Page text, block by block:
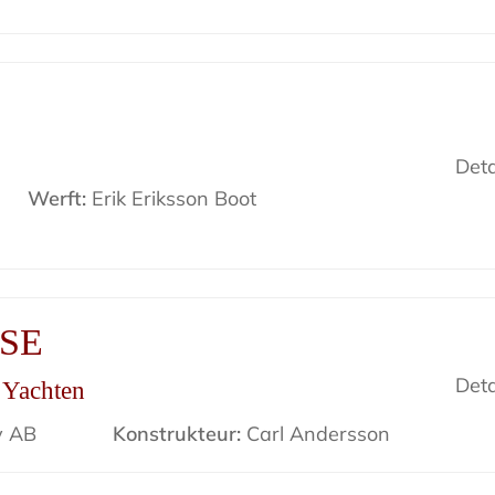
Werft:Erik Eriksson Boot
AB Konstrukteur:Carl Andersson